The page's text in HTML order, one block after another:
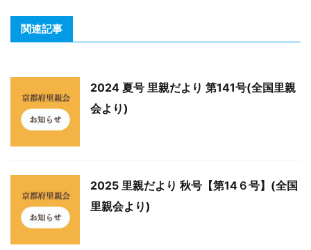
関連記事
2024 夏号 里親だより 第141号(全国里親
会より)
2025 里親だより 秋号【第14６号】(全国
里親会より)